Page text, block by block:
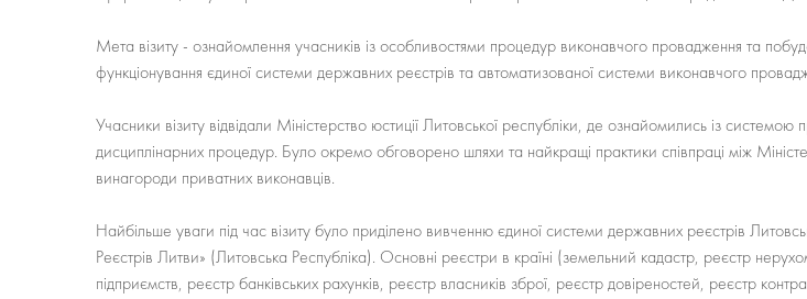
Мета візиту - ознайомлення учасників із особливостями процедур виконавчого провадження та
функціонування єдиної системи державних реєстрів та автоматизованої системи виконавчого
Учасники візиту відвідали Міністерство юстиції Литовської республіки, де ознайомились із
дисциплінарних процедур. Було окремо обговорено шляхи та найкращі практики співпраці між
винагороди приватних виконавців.
Найбільше уваги під час візиту було приділено вивченню єдиної системи державних реєстрів
Реєстрів Литви» (Литовська Республіка). Основні реєстри в країні (земельний кадастр, реєстр
підприємств, реєстр банківських рахунків, реєстр власників зброї, реєстр довіреностей, реєстр